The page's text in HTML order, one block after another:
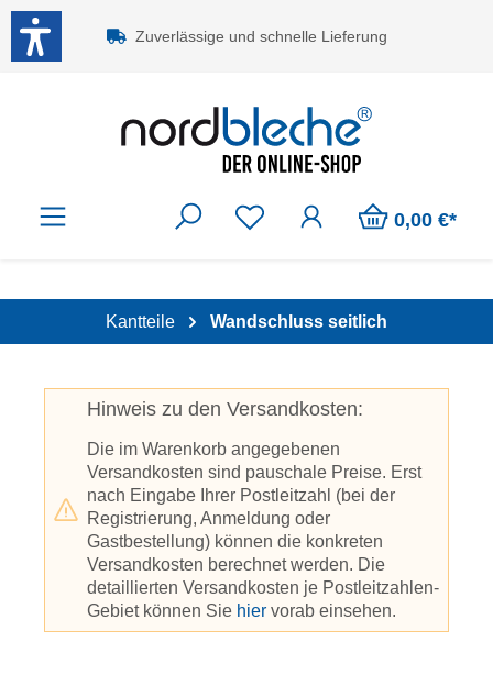
Zum Hauptinhalt springen
Zuverlässige und schnelle Lieferung
0,00 €*
Kantteile Wandschluss seitlich
Hinweis zu den Versandkosten:
Die im Warenkorb angegebenen
Versandkosten sind pauschale Preise. Erst
nach Eingabe Ihrer Postleitzahl (bei der
Registrierung, Anmeldung oder
Gastbestellung) können die konkreten
Versandkosten berechnet werden. Die
detaillierten Versandkosten je Postleitzahlen-
Gebiet können Sie hier vorab einsehen.